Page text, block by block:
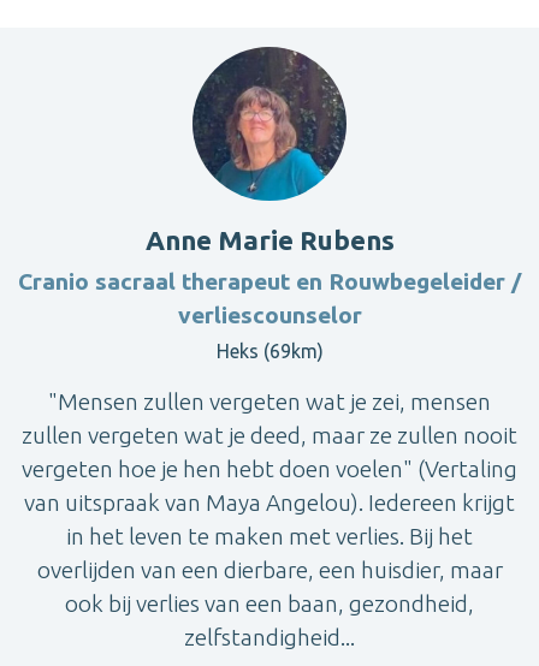
Anne Marie Rubens
Cranio sacraal therapeut en Rouwbegeleider /
verliescounselor
Heks (69km)
"Mensen zullen vergeten wat je zei, mensen
zullen vergeten wat je deed, maar ze zullen nooit
vergeten hoe je hen hebt doen voelen" (Vertaling
van uitspraak van Maya Angelou). Iedereen krijgt
in het leven te maken met verlies. Bij het
overlijden van een dierbare, een huisdier, maar
ook bij verlies van een baan, gezondheid,
zelfstandigheid...